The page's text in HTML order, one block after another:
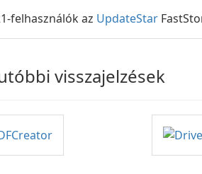
felhasználók az UpdateStar
visszajelzések